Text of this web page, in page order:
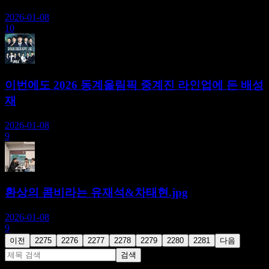
2026-01-08
10
이번에도 2026 동계올림픽 중계진 라인업에 든 배성
재
2026-01-08
9
환상의 콤비라는 유재석&차태현.jpg
2026-01-08
9
이전 2275 2276 2277 2278 2279 2280 2281
다음
검색